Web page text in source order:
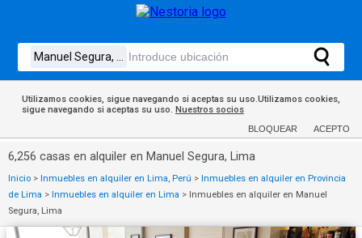
Utilizamos cookies, sigue navegando si aceptas su uso.Utilizamos cookies,
sigue navegando si aceptas su uso. Nuestros socios
BLOQUEAR ACEPTO
6,256 casas en alquiler en Manuel Segura, Lima
Inicio > Inmuebles en alquiler en Lima, Perú > Inmuebles en alquiler en Provincia
de Lima > Inmuebles en alquiler en Lima > Inmuebles en alquiler en Manuel
Segura, Lima